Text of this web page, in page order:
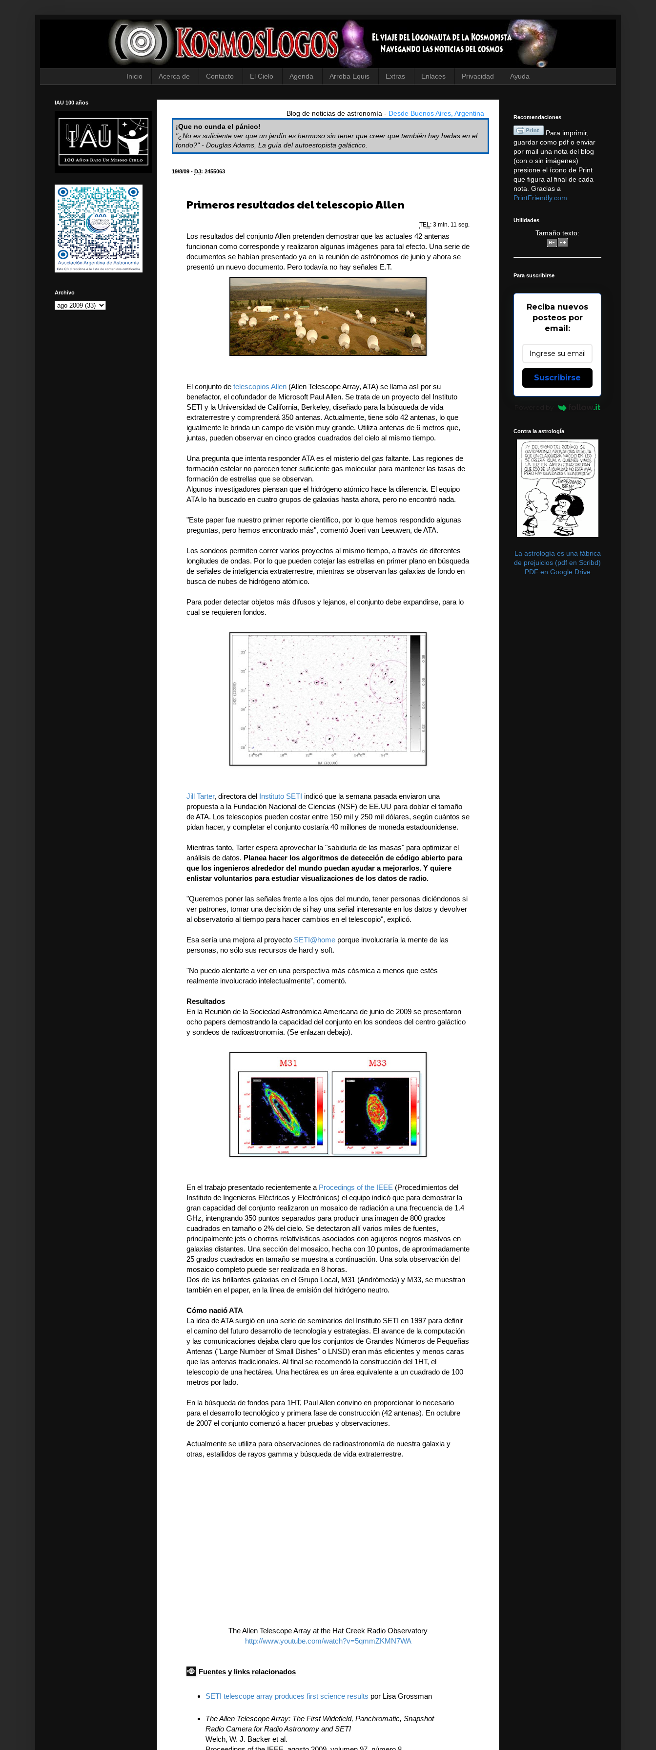
Inicio Acerca de Contacto El Cielo Agenda Arroba Equis Extras Enlaces Privacidad Ayuda
Blog de noticias de astronomía - Desde Buenos Aires, Argentina
¡Que no cunda el pánico!
"¿No es suficiente ver que un jardín es hermoso sin tener que creer que también hay hadas en el
fondo?" - Douglas Adams, La guía del autoestopista galáctico.
19/8/09 - DJ: 2455063
Primeros resultados del telescopio Allen
TEL: 3 min. 11 seg.
Los resultados del conjunto Allen pretenden demostrar que las actuales 42 antenas
funcionan como corresponde y realizaron algunas imágenes para tal efecto. Una serie de
documentos se habían presentado ya en la reunión de astrónomos de junio y ahora se
presentó un nuevo documento. Pero todavía no hay señales E.T.
El conjunto de telescopios Allen (Allen Telescope Array, ATA) se llama así por su
benefactor, el cofundador de Microsoft Paul Allen. Se trata de un proyecto del Instituto
SETI y la Universidad de California, Berkeley, diseñado para la búsqueda de vida
extraterrestre y comprenderá 350 antenas. Actualmente, tiene sólo 42 antenas, lo que
igualmente le brinda un campo de visión muy grande. Utiliza antenas de 6 metros que,
juntas, pueden observar en cinco grados cuadrados del cielo al mismo tiempo.
Una pregunta que intenta responder ATA es el misterio del gas faltante. Las regiones de
formación estelar no parecen tener suficiente gas molecular para mantener las tasas de
formación de estrellas que se observan.
Algunos investigadores piensan que el hidrógeno atómico hace la diferencia. El equipo
ATA lo ha buscado en cuatro grupos de galaxias hasta ahora, pero no encontró nada.
"Este paper fue nuestro primer reporte científico, por lo que hemos respondido algunas
preguntas, pero hemos encontrado más", comentó Joeri van Leeuwen, de ATA.
Los sondeos permiten correr varios proyectos al mismo tiempo, a través de diferentes
longitudes de ondas. Por lo que pueden cotejar las estrellas en primer plano en búsqueda
de señales de inteligencia extraterrestre, mientras se observan las galaxias de fondo en
busca de nubes de hidrógeno atómico.
Para poder detectar objetos más difusos y lejanos, el conjunto debe expandirse, para lo
cual se requieren fondos.
Jill Tarter, directora del Instituto SETI indicó que la semana pasada enviaron una
propuesta a la Fundación Nacional de Ciencias (NSF) de EE.UU para doblar el tamaño
de ATA. Los telescopios pueden costar entre 150 mil y 250 mil dólares, según cuántos se
pidan hacer, y completar el conjunto costaría 40 millones de moneda estadounidense.
Mientras tanto, Tarter espera aprovechar la "sabiduría de las masas" para optimizar el
análisis de datos. Planea hacer los algoritmos de detección de código abierto para
que los ingenieros alrededor del mundo puedan ayudar a mejorarlos. Y quiere
enlistar voluntarios para estudiar visualizaciones de los datos de radio.
"Queremos poner las señales frente a los ojos del mundo, tener personas diciéndonos si
ver patrones, tomar una decisión de si hay una señal interesante en los datos y devolver
al observatorio al tiempo para hacer cambios en el telescopio", explicó.
Esa sería una mejora al proyecto SETI@home porque involucraría la mente de las
personas, no sólo sus recursos de hard y soft.
"No puedo alentarte a ver en una perspectiva más cósmica a menos que estés
realmente involucrado intelectualmente", comentó.
Resultados
En la Reunión de la Sociedad Astronómica Americana de junio de 2009 se presentaron
ocho papers demostrando la capacidad del conjunto en los sondeos del centro galáctico
y sondeos de radioastronomía. (Se enlazan debajo).
En el trabajo presentado recientemente a Procedings of the IEEE (Procedimientos del
Instituto de Ingenieros Eléctricos y Electrónicos) el equipo indicó que para demostrar la
gran capacidad del conjunto realizaron un mosaico de radiación a una frecuencia de 1.4
GHz, intengrando 350 puntos separados para producir una imagen de 800 grados
cuadrados en tamaño o 2% del cielo. Se detectaron allí varios miles de fuentes,
principalmente jets o chorros relativísticos asociados con agujeros negros masivos en
galaxias distantes. Una sección del mosaico, hecha con 10 puntos, de aproximadamente
25 grados cuadrados en tamaño se muestra a continuación. Una sola observación del
mosaico completo puede ser realizada en 8 horas.
Dos de las brillantes galaxias en el Grupo Local, M31 (Andrómeda) y M33, se muestran
también en el paper, en la línea de emisión del hidrógeno neutro.
Cómo nació ATA
La idea de ATA surgió en una serie de seminarios del Instituto SETI en 1997 para definir
el camino del futuro desarrollo de tecnología y estrategias. El avance de la computación
y las comunicaciones dejaba claro que los conjuntos de Grandes Números de Pequeñas
Antenas ("Large Number of Small Dishes" o LNSD) eran más eficientes y menos caras
que las antenas tradicionales. Al final se recomendó la construcción del 1HT, el
telescopio de una hectárea. Una hectárea es un área equivalente a un cuadrado de 100
metros por lado.
En la búsqueda de fondos para 1HT, Paul Allen convino en proporcionar lo necesario
para el desarrollo tecnológico y primera fase de construcción (42 antenas). En octubre
de 2007 el conjunto comenzó a hacer pruebas y observaciones.
Actualmente se utiliza para observaciones de radioastronomía de nuestra galaxia y
otras, estallidos de rayos gamma y búsqueda de vida extraterrestre.
The Allen Telescope Array at the Hat Creek Radio Observatory
http://www.youtube.com/watch?v=5qmmZKMN7WA
Fuentes y links relacionados
SETI telescope array produces first science results por Lisa Grossman
The Allen Telescope Array: The First Widefield, Panchromatic, Snapshot
Radio Camera for Radio Astronomy and SETI
Welch, W. J. Backer et al.
IAU 100 años
Archivo
Recomendaciones
Para imprimir,
guardar como pdf o enviar
por mail una nota del blog
(con o sin imágenes)
presione el ícono de Print
que figura al final de cada
nota. Gracias a
PrintFriendly.com
Utilidades
Tamaño texto:
Para suscribirse
Reciba nuevos
posteos por
email:
Suscribirse
Contra la astrología
La astrología es una fábrica
de prejuicios (pdf en Scribd)
PDF en Google Drive